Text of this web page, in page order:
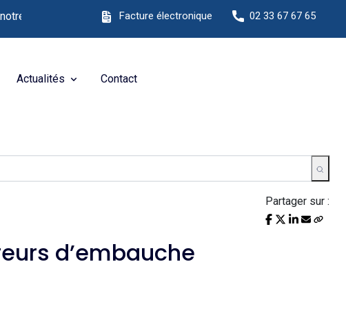
nouveau site Internet ! Facture électronique 02 33 67 67 65
Actualités Contact
Partager sur :
d’embauche